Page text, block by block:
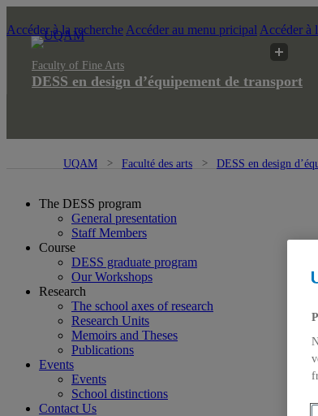
Accéder à la recherche Accéder au menu pricipal Accéder à
Faculty of Fine Arts
DESS en design d’équipement de transport
UQAM Faculté des arts DESS en design
The DESS program
General presentation
Staff Members
Course
DESS graduate program
Our Workshops
Research
The school axes of research
Research Units
Memoirs and Theses
Publications
Events
Events
School distinctions
Contact Us